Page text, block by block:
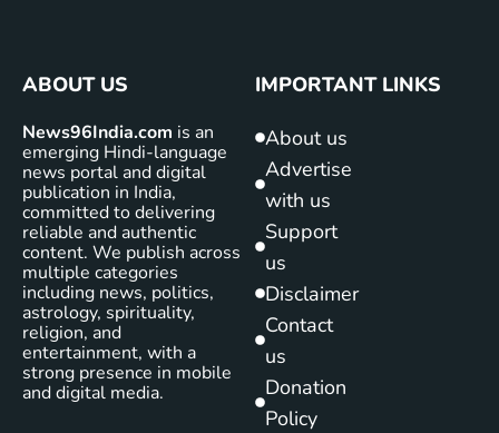
ABOUT US
News96India.com is an
emerging Hindi-language
news portal and digital
publication in India,
committed to delivering
reliable and authentic
content. We publish across
multiple categories
including news, politics,
astrology, spirituality,
religion, and
entertainment, with a
strong presence in mobile
and digital media.
IMPORTANT LINKS
About us
Advertise
with us
Support
us
Disclaimer
Contact
us
Donation
Policy